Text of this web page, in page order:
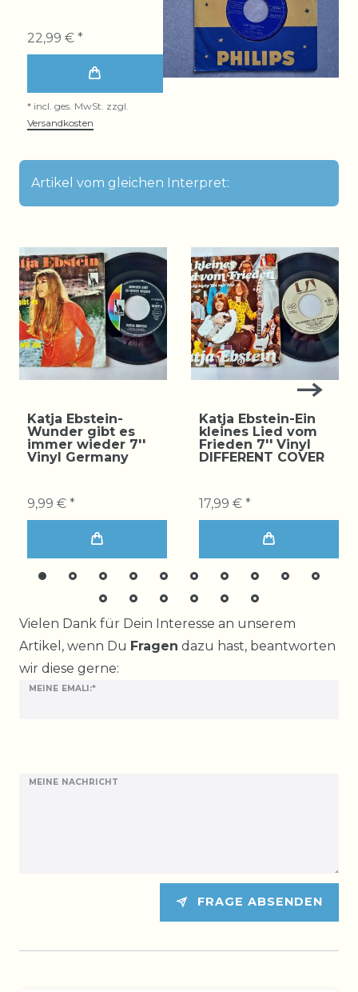
22,99 € *
* incl. ges. MwSt. zzgl.
Versandkosten
Artikel vom gleichen Interpret:
Katja Ebstein-
Wunder gibt es
immer wieder 7''
Vinyl Germany
9,99 € *
Katja Ebstein-Ein
kleines Lied vom
Frieden 7'' Vinyl
DIFFERENT COVER
17,99 € *
Vielen Dank für Dein Interesse an unserem
Artikel, wenn Du Fragen dazu hast, beantworten
wir diese gerne:
MEINE EMALI:*
MEINE NACHRICHT
Ceres::Template.mailFormHoneypotLabel
FRAGE ABSENDEN